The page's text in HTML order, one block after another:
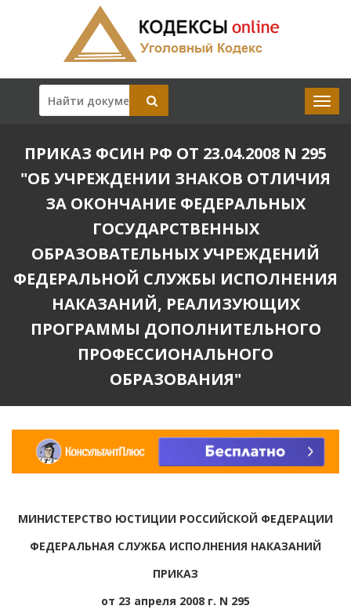
ПРИКАЗ ФСИН РФ ОТ 23.04.2008 N 295
"ОБ УЧРЕЖДЕНИИ ЗНАКОВ ОТЛИЧИЯ
ЗА ОКОНЧАНИЕ ФЕДЕРАЛЬНЫХ
ГОСУДАРСТВЕННЫХ
ОБРАЗОВАТЕЛЬНЫХ УЧРЕЖДЕНИЙ
ФЕДЕРАЛЬНОЙ СЛУЖБЫ ИСПОЛНЕНИЯ
НАКАЗАНИЙ, РЕАЛИЗУЮЩИХ
ПРОГРАММЫ ДОПОЛНИТЕЛЬНОГО
ПРОФЕССИОНАЛЬНОГО
ОБРАЗОВАНИЯ"
МИНИСТЕРСТВО ЮСТИЦИИ РОССИЙСКОЙ ФЕДЕРАЦИИ
ФЕДЕРАЛЬНАЯ СЛУЖБА ИСПОЛНЕНИЯ НАКАЗАНИЙ
ПРИКАЗ
от 23 апреля 2008 г. N 295